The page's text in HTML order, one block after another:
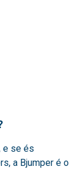
e se és
a Bjumper é o